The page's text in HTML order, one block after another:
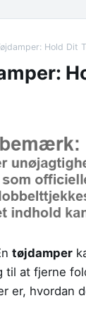
Hold
tøjdamper
til at fjerne
er, hvordan